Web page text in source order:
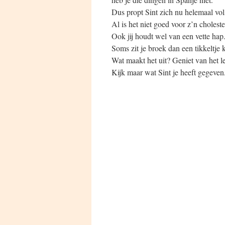
Dus propt Sint zich nu helemaal
Al is het niet goed voor z’n
Ook jij houdt wel van een vette hap.
Soms zit je broek dan een tikkeltje
Wat maakt het uit? Geniet van het
Kijk maar wat Sint je heeft gegeven.